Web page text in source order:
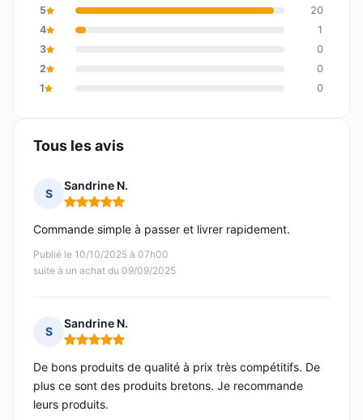
5
20
4
1
3
0
2
0
1
0
Tous les avis
S
Sandrine N.
Note : 5 sur 5
Publié le 10/10/2025 à 07h00
suite à un achat du 09/09/2025
Commande simple à passer et livrer rapidement.
S
Sandrine N.
Note : 5 sur 5
De bons produits de qualité à prix très compétitifs. De
plus ce sont des produits bretons. Je recommande
leurs produits.